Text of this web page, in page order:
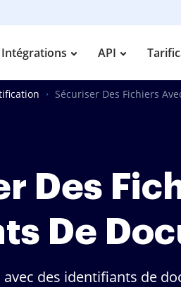
Intégrations API
Sécuriser Des Fichiers
Des
De
des identifiants de